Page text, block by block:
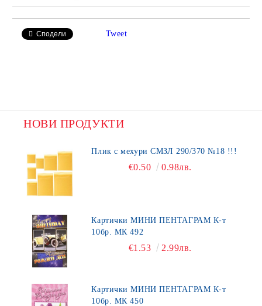
Сподели Tweet
НОВИ ПРОДУКТИ
Плик с мехури СМЗЛ 290/370 №18 !!!
€0.50 0.98лв.
Картички МИНИ ПЕНТАГРАМ К-т
10бр. МК 492
€1.53 2.99лв.
Картички МИНИ ПЕНТАГРАМ К-т
10бр. МК 450